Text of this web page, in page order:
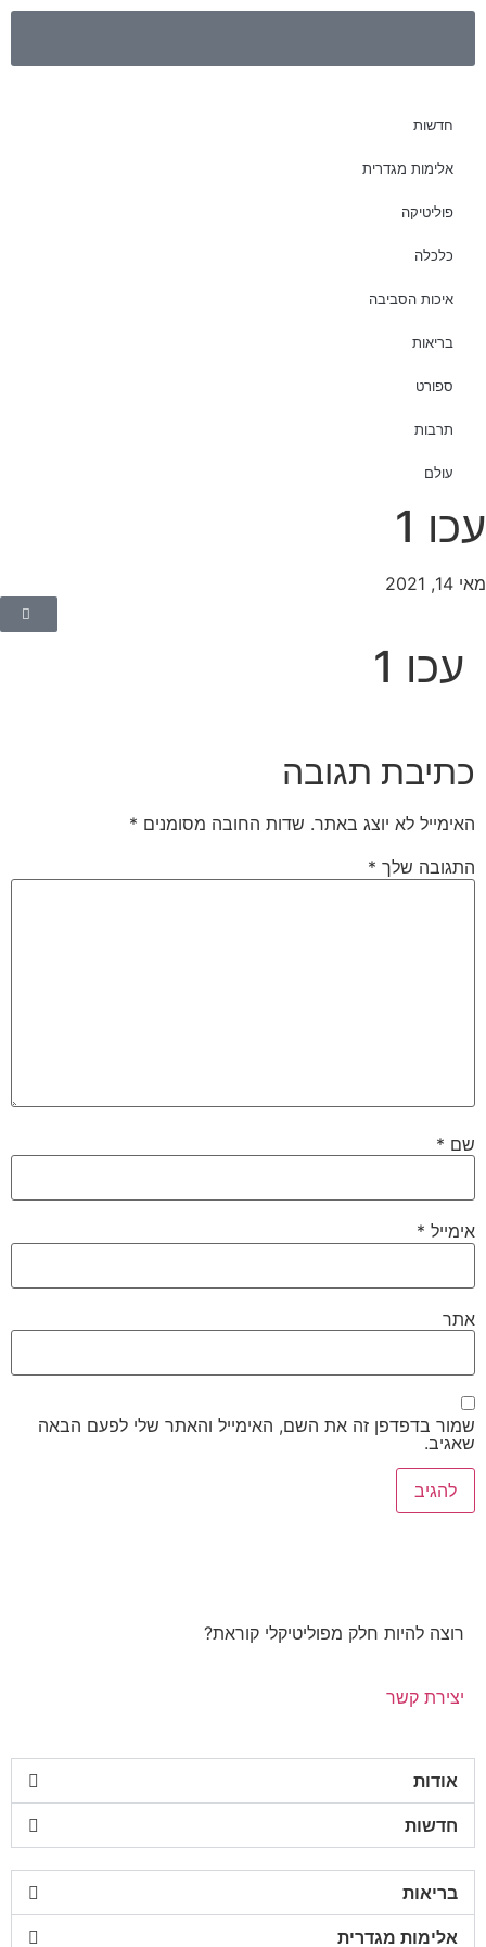
חדשות
אלימות מגדרית
פוליטיקה
כלכלה
איכות הסביבה
בריאות
ספורט
תרבות
עולם
1
2021
עכו 1
כתיבת תגובה
האימייל לא יוצג באתר. שדות החובה מסומנים*
התגובה שלך*
שם*
אימייל*
אתר
שמור בדפדפן זה את השם, האימייל והאתר שלי לפעם הבאה
שאגיב.
רוצה להיות חלק מפוליטיקלי קוראת?
יצירת קשר
אודות
חדשות
בריאות
אלימות מגדרית